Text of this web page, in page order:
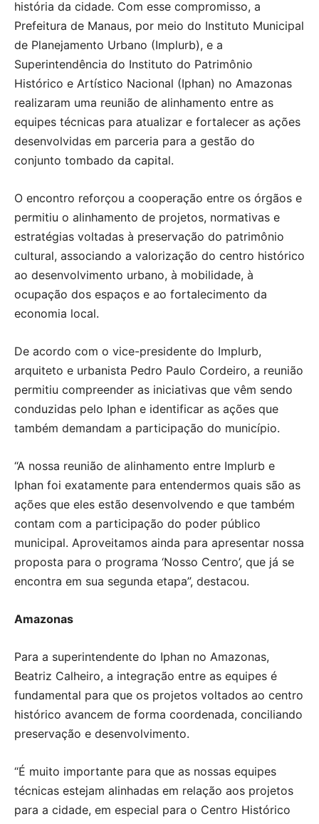
história da cidade. Com esse compromisso, a
Prefeitura de Manaus, por meio do Instituto Municipal
de Planejamento Urbano (Implurb), e a
Superintendência do Instituto do Patrimônio
Histórico e Artístico Nacional (Iphan) no Amazonas
realizaram uma reunião de alinhamento entre as
equipes técnicas para atualizar e fortalecer as ações
desenvolvidas em parceria para a gestão do
conjunto tombado da capital.
O encontro reforçou a cooperação entre os órgãos e
permitiu o alinhamento de projetos, normativas e
estratégias voltadas à preservação do patrimônio
cultural, associando a valorização do centro histórico
ao desenvolvimento urbano, à mobilidade, à
ocupação dos espaços e ao fortalecimento da
economia local.
De acordo com o vice-presidente do Implurb,
arquiteto e urbanista Pedro Paulo Cordeiro, a reunião
permitiu compreender as iniciativas que vêm sendo
conduzidas pelo Iphan e identificar as ações que
também demandam a participação do município.
“A nossa reunião de alinhamento entre Implurb e
Iphan foi exatamente para entendermos quais são as
ações que eles estão desenvolvendo e que também
contam com a participação do poder público
municipal. Aproveitamos ainda para apresentar nossa
proposta para o programa ‘Nosso Centro’, que já se
encontra em sua segunda etapa”, destacou.
Amazonas
Para a superintendente do Iphan no Amazonas,
Beatriz Calheiro, a integração entre as equipes é
fundamental para que os projetos voltados ao centro
histórico avancem de forma coordenada, conciliando
preservação e desenvolvimento.
“É muito importante para que as nossas equipes
técnicas estejam alinhadas em relação aos projetos
para a cidade, em especial para o Centro Histórico